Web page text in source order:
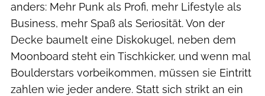
anders: Mehr Punk als Profi, mehr Lifestyle als
Business, mehr Spaß als Seriosität. Von der
Decke baumelt eine Diskokugel, neben dem
Moonboard steht ein Tischkicker, und wenn mal
Boulderstars vorbeikommen, müssen sie Eintritt
zahlen wie jeder andere. Statt sich strikt an ein